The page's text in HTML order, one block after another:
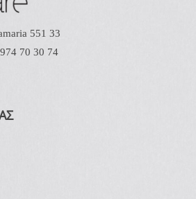
551 33
70 30 74